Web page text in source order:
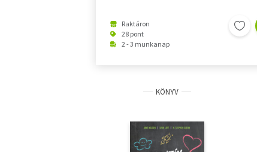
Raktáron
28 pont
2 - 3 munkanap
KÖNYV